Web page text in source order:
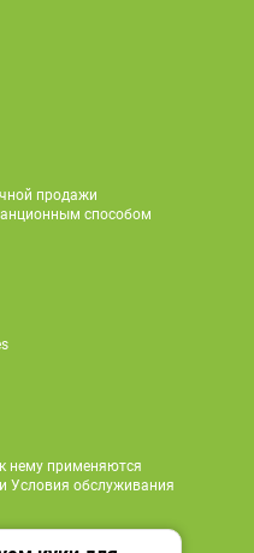
продажи
способом
нему применяются
Условия обслуживания